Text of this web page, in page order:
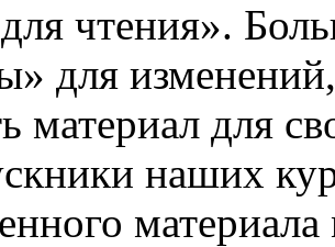
чтения».
для
материал для
наших